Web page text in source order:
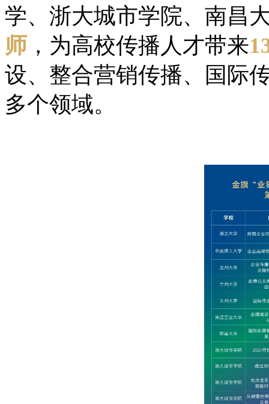
学、浙大城市学院、南昌
师 ，为高校传播人才带来
设、整合营销传播、国际
多个领域。